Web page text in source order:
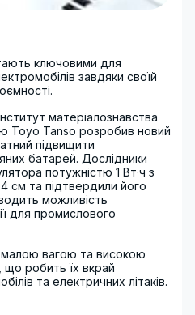
ключовими для
завдяки своїй
матеріалознавства
Toyo Tanso розробив новий
підвищити
батарей. Дослідники
потужністю 1 Вт·ч з
см та підтвердили його
можливість
для промислового
малою вагою та високою
робить їх вкрай
та електричних літаків.